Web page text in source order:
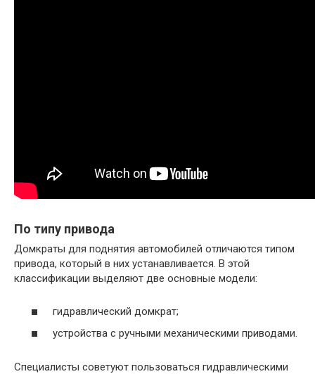
По типу привода
Домкраты для поднятия автомобилей отличаются типом
привода, который в них устанавливается. В этой
классификации выделяют две основные модели:
гидравлический домкрат;
устройства с ручными механическими приводами.
Специалисты советуют пользоваться гидравлическими